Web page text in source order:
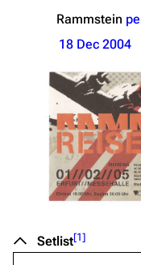
Rammstein
18 Dec 2004
Setlist[1]